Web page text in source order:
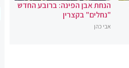
הנחת אבן הפינה: ברובע החדש
"נחלים" בקצרין
אבי כהן